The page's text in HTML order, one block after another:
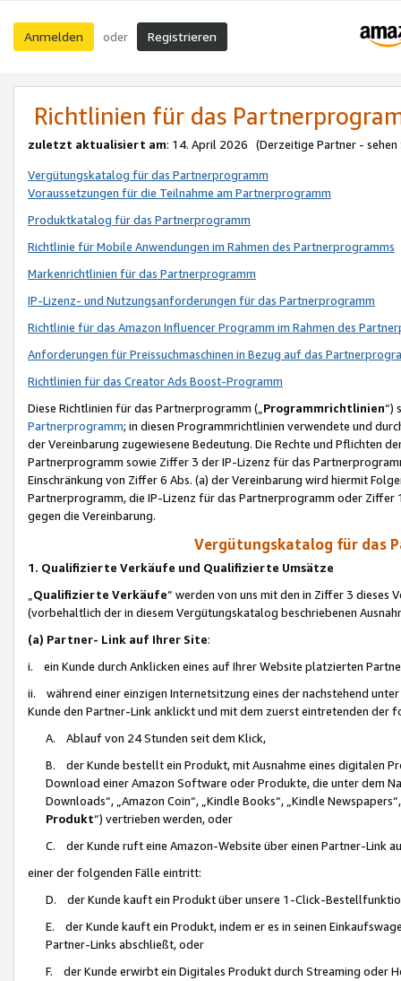
Anmelden oder Registrieren
Richtlinien für das
zuletzt aktualisiert am: 14. April 2026 (Derzeitige Partner - sehen
Vergütungskatalog für das Partnerprogramm
Voraussetzungen für die Teilnahme am Partnerprogramm
Produktkatalog für das Partnerprogramm
Richtlinie für Mobile Anwendungen im Rahmen des Partnerprogramms
Markenrichtlinien für das Partnerprogramm
IP-Lizenz- und Nutzungsanforderungen für das Partnerprogramm
Richtlinie für das Amazon Influencer Programm im Rahmen des
Anforderungen für Preissuchmaschinen in Bezug auf das
Richtlinien für das Creator Ads Boost-Programm
Diese Richtlinien für das Partnerprogramm („Programmrichtlinien“)
Partnerprogramm; in diesen Programmrichtlinien verwendete und
der Vereinbarung zugewiesene Bedeutung. Die Rechte und Pflichten
Partnerprogramm sowie Ziffer 3 der IP-Lizenz für das
Einschränkung von Ziffer 6 Abs. (a) der Vereinbarung wird hiermit
Partnerprogramm, die IP-Lizenz für das Partnerprogramm oder
gegen die Vereinbarung.
Vergütungskatalog für das
1. Qualifizierte Verkäufe und Qualifizierte Umsätze
Qualifizierte Verkäufe“ werden von uns mit den in Ziffer 3
(vorbehaltlich der in diesem Vergütungskatalog beschriebenen
(a) Partner- Link auf Ihrer Site:
i. ein Kunde durch Anklicken eines auf Ihrer Website platzierten
ii. während einer einzigen Internetsitzung eines der nachstehend
Kunde den Partner-Link anklickt und mit dem zuerst eintretenden der
A. Ablauf von 24 Stunden seit dem Klick,
B. der Kunde bestellt ein Produkt, mit Ausnahme eines digitalen
Download einer Amazon Software oder Produkte, die unter dem
Downloads“, „Amazon Coin“, „Kindle Books“, „Kindle
Produkt“) vertrieben werden, oder
C. der Kunde ruft eine Amazon-Website über einen Partner-Link
einer der folgenden Fälle eintritt:
D. der Kunde kauft ein Produkt über unsere 1-Click-
E. der Kunde kauft ein Produkt, indem er es in seinen
Partner-Links abschließt, oder
F. der Kunde erwirbt ein Digitales Produkt durch Streaming oder